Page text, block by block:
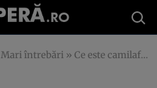
Mari întrebări » Ce este camilafca?